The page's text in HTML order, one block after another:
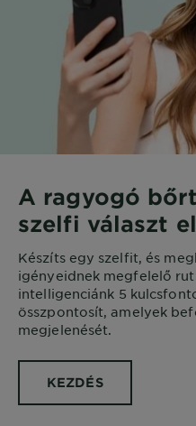
A ragyogó
szelfi választ
Készíts egy szelfit, és
igényeidnek megfelelő
intelligenciánk 5
összpontosít, amelyek
megjelenését.
KEZDÉS